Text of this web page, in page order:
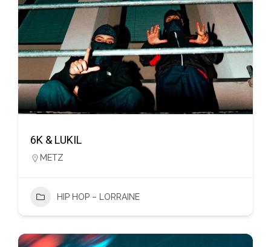
6K & LUKIL
METZ
HIP HOP – LORRAINE